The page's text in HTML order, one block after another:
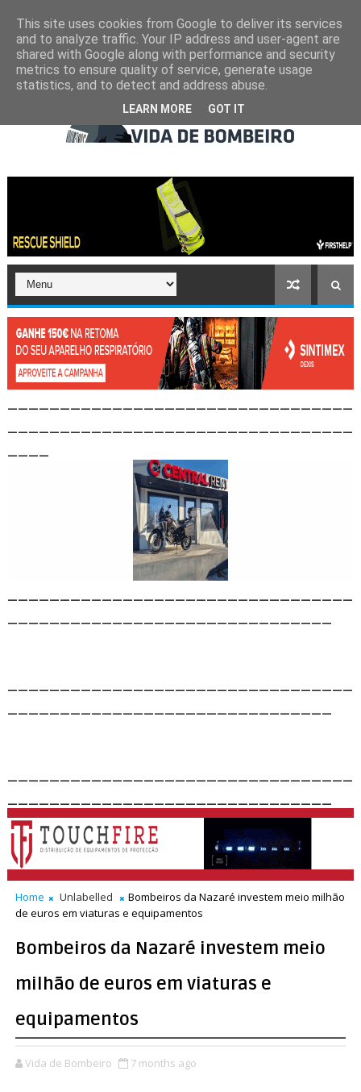
Home Unlabelled
Bombeiros da Nazaré investem meio milhão
de euros em viaturas e equipamentos
Bombeiros da Nazaré investem meio
milhão de euros em viaturas e
equipamentos
Vida de Bombeiro 7 months ago
This site uses cookies from Google to deliver its services
and to analyze traffic. Your IP address and user-agent are
shared with Google along with performance and security
metrics to ensure quality of service, generate usage
statistics, and to detect and address abuse.
LEARN MORE GOT IT